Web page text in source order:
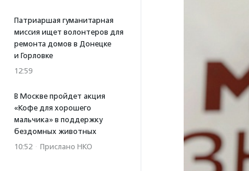
Патриаршая гуманитарная
миссия ищет волонтеров для
ремонта домов в Донецке
и Горловке
12:59
В Москве пройдет акция
«Кофе для хорошего
мальчика» в поддержку
бездомных животных
10:52 · Прислано НКО